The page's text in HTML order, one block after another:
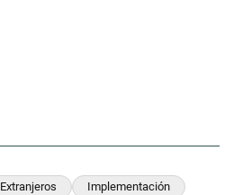
Implementación